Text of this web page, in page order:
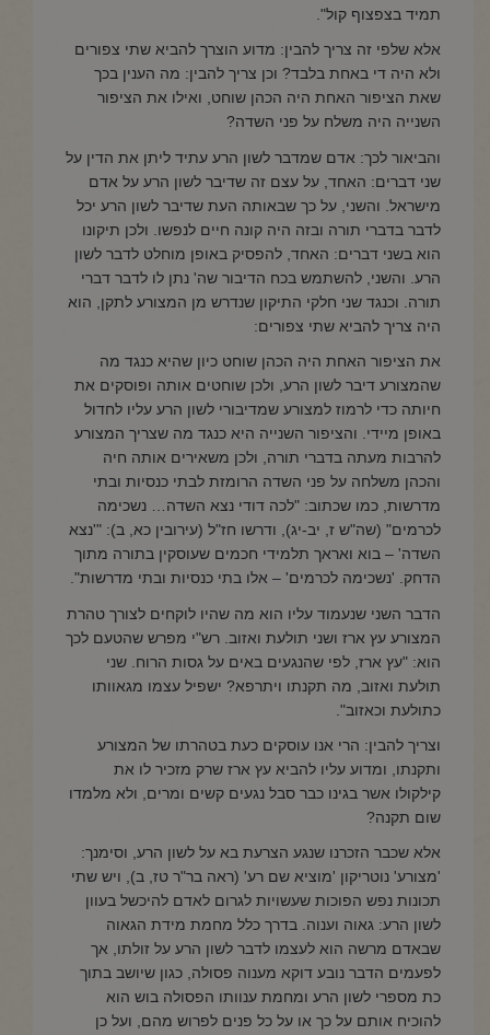
תמיד בצפצוף קול".
אלא שלפי זה צריך להבין: מדוע הוצרך להביא שתי צפורים
ולא היה די באחת בלבד? וכן צריך להבין: מה הענין בכך
שאת הציפור האחת היה הכהן שוחט, ואילו את הציפור
השנייה היה משלח על פני השדה?
והביאור לכך: אדם שמדבר לשון הרע עתיד ליתן את הדין על
שני דברים: האחד, על עצם זה שדיבר לשון הרע על אדם
מישראל. והשני, על כך שבאותה העת שדיבר לשון הרע יכל
לדבר בדברי תורה ובזה היה קונה חיים לנפשו. ולכן תיקונו
הוא בשני דברים: האחד, להפסיק באופן מוחלט לדבר לשון
הרע. והשני, להשתמש בכח הדיבור שה' נתן לו לדבר דברי
תורה. וכנגד שני חלקי התיקון שנדרש מן המצורע לתקן, הוא
היה צריך להביא שתי צפורים:
את הציפור האחת היה הכהן שוחט כיון שהיא כנגד מה
שהמצורע דיבר לשון הרע, ולכן שוחטים אותה ופוסקים את
חיותה כדי לרמוז למצורע שמדיבורי לשון הרע עליו לחדול
באופן מיידי. והציפור השנייה היא כנגד מה שצריך המצורע
להרבות מעתה בדברי תורה, ולכן משאירים אותה חיה
והכהן משלחה על פני השדה הרומזת לבתי כנסיות ובתי
מדרשות, כמו שכתוב: "לכה דודי נצא השדה… נשכימה
לכרמים" (שה"ש ז, יב-יג), ודרשו חז"ל (עירובין כא, ב): "'נצא
השדה' – בוא ואראך תלמידי חכמים שעוסקין בתורה מתוך
הדחק. 'נשכימה לכרמים' – אלו בתי כנסיות ובתי מדרשות".
הדבר השני שנעמוד עליו הוא מה שהיו לוקחים לצורך טהרת
המצורע עץ ארז ושני תולעת ואזוב. רש"י מפרש שהטעם לכך
הוא: "עץ ארז, לפי שהנגעים באים על גסות הרוח. שני
תולעת ואזוב, מה תקנתו ויתרפא? ישפיל עצמו מגאוותו
כתולעת וכאזוב".
וצריך להבין: הרי אנו עוסקים כעת בטהרתו של המצורע
ותקנתו, ומדוע עליו להביא עץ ארז שרק מזכיר לו את
קילקולו אשר בגינו כבר סבל נגעים קשים ומרים, ולא מלמדו
שום תקנה?
אלא שכבר הזכרנו שנגע הצרעת בא על לשון הרע, וסימנך:
'מצורע' נוטריקון 'מוציא שם רע' (ראה בר"ר טז, ב), ויש שתי
תכונות נפש הפוכות שעשויות לגרום לאדם להיכשל בעוון
לשון הרע: גאוה וענוה. בדרך כלל מחמת מידת הגאוה
שבאדם מרשה הוא לעצמו לדבר לשון הרע על זולתו, אך
לפעמים הדבר נובע דוקא מענוה פסולה, כגון שיושב בתוך
כת מספרי לשון הרע ומחמת ענוותו הפסולה בוש הוא
להוכיח אותם על כך או על כל פנים לפרוש מהם, ועל כן